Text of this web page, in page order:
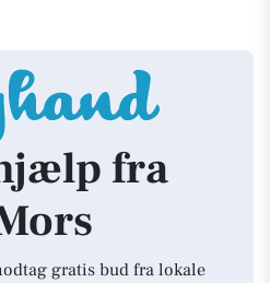
fra
gratis bud fra lokale